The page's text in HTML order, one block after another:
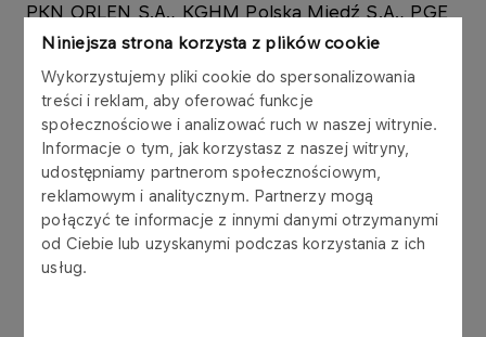
Niniejsza strona korzysta z plików cookie
Wykorzystujemy pliki cookie do spersonalizowania
treści i reklam, aby oferować funkcje
społecznościowe i analizować ruch w naszej witrynie.
Informacje o tym, jak korzystasz z naszej witryny,
udostępniamy partnerom społecznościowym,
reklamowym i analitycznym. Partnerzy mogą
połączyć te informacje z innymi danymi otrzymanymi
od Ciebie lub uzyskanymi podczas korzystania z ich
usług.
PKN ORLEN S.A., KGHM Polska Miedź S.A., PGE
Polska Grupa Energetyczna S.A. (wcześniej PSE
A/S jako sprzedawcą ("Umowa").
Uchylenie wyżej wskazanego zabezpieczenia jest
konsekwencją wyroku częściowego z dnia 25
marca 2008 roku i wyroku końcowego z dnia 6
listopada 2008 roku, wydanych przez Trybunał
Arbitrażowy przy Międzynarodowym Centrum
Arbitrażowym Austriackiej Federalnej Izby